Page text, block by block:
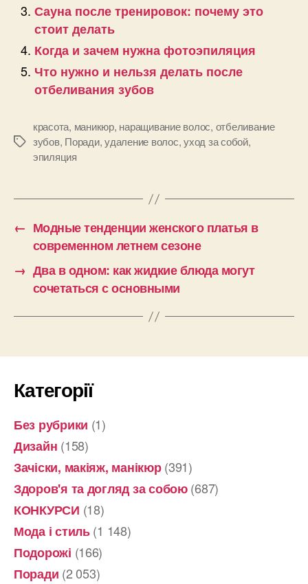
Сауна после тренировок: почему это
стоит делать
Когда и зачем нужна фотоэпиляция
Что нужно и нельзя делать после
отбеливания зубов
Позначки
красота, маникюр, наращивание волос, отбеливание
зубов, Поради,удаление волос,уход за собой,
эпиляция
← Модные тенденции женского платья в
современном летнем сезоне
→ Два в одном: как жидкие блюда могут
сочетаться с основными
Категорії
Без рубрики (1)
Дизайн (158)
Зачіски, макіяж, манікюр(391)
Здоров'я та догляд за собою(687)
КОНКУРСИ (18)
Мода і стиль(1 148)
Подорожі (166)
Поради (2 053)